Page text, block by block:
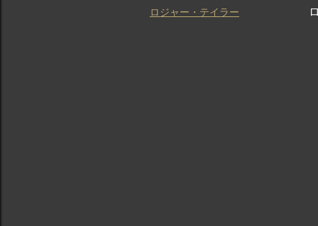
ロジャー・テイラー